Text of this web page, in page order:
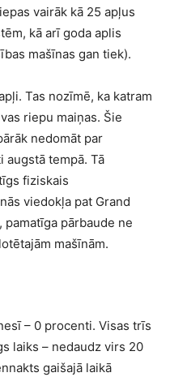
vairāk kā 25 apļus
kā arī goda aplis
mašīnas gan tiek).
Tas nozīmē, ka katram
riepu maiņas. Šie
nedomāt par
tempā. Tā
fiziskais
viedokļa pat Grand
pārbaude ne
mašīnām.
– 0 procenti. Visas trīs
laiks – nedaudz virs 20
gaišajā laikā